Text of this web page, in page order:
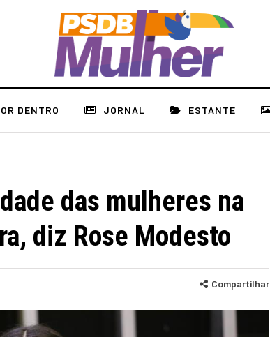
DENTRO JORNAL ESTANTE
das mulheres na
diz Rose Modesto
Compartilhar